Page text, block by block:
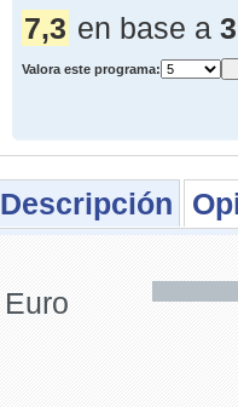
7,3 en base a
Valora este programa:
Descripción
Euro